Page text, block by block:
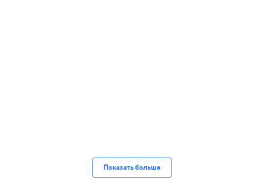
Показать больше